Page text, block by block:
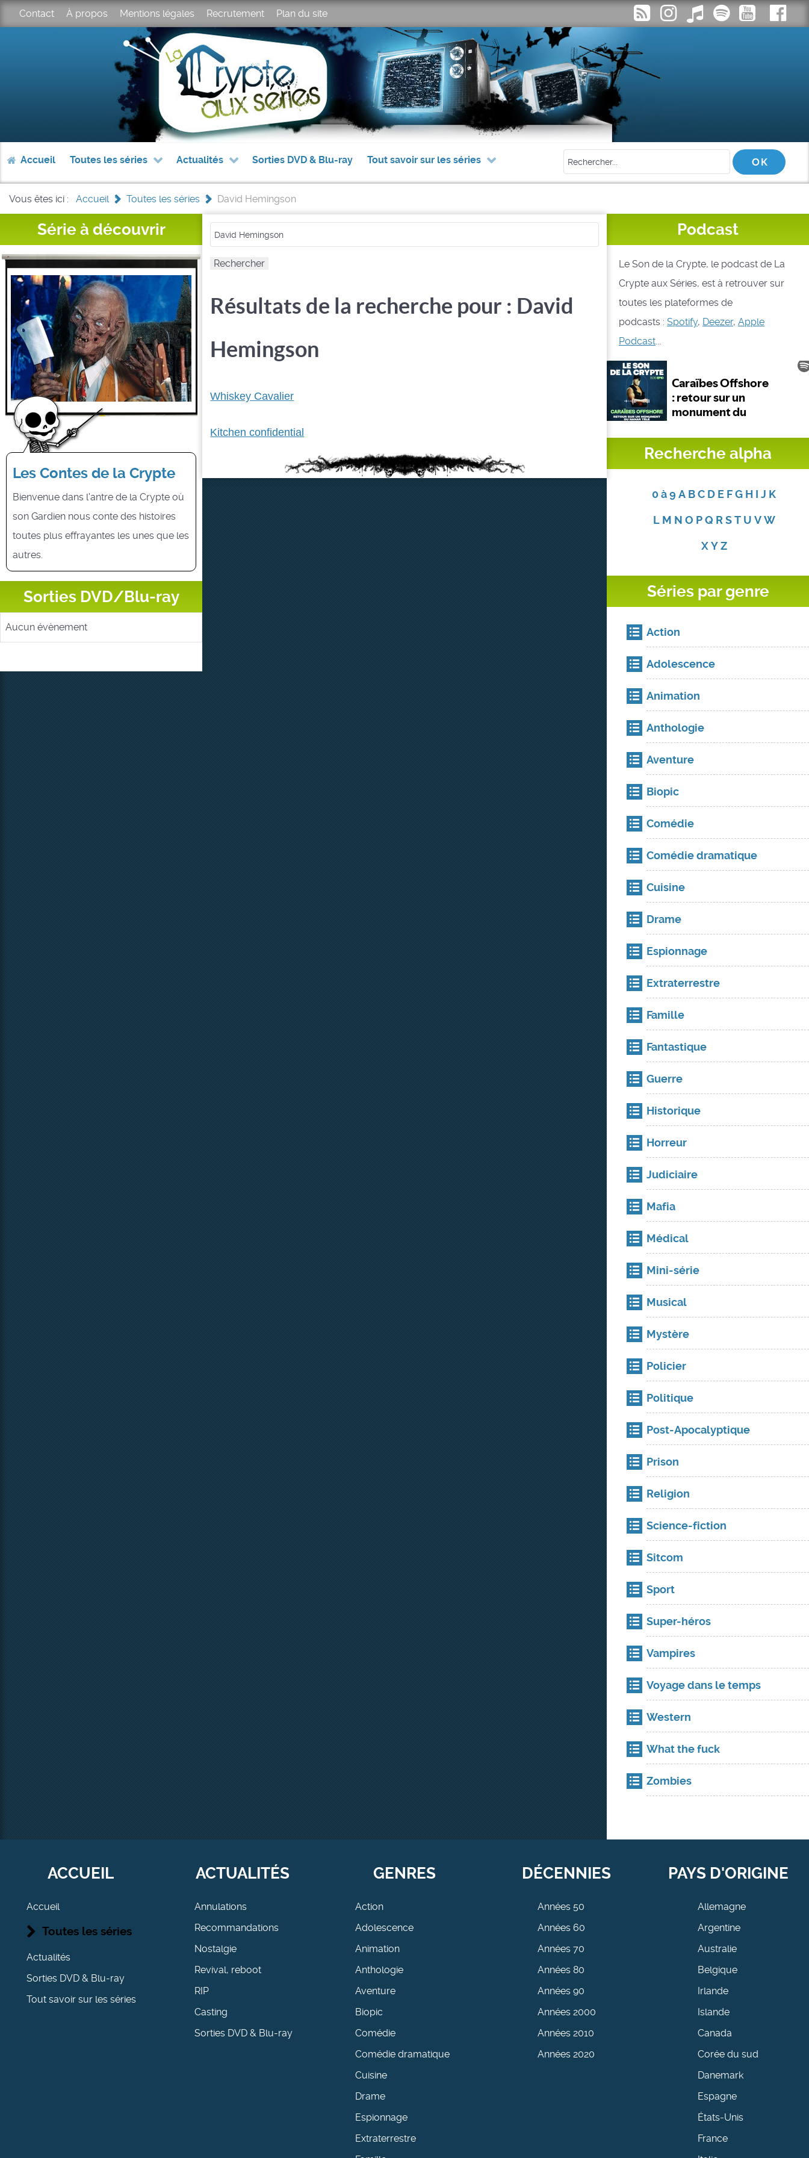
Contact À propos Mentions légales Recrutement Plan du site
Accueil Toutes les séries Actualités Sorties DVD & Blu-ray Tout savoir sur les séries
Vous êtes ici : Accueil > Toutes les séries > David Hemingson
Série à découvrir
Les Contes de la Crypte
Bienvenue dans l'antre de la Crypte où
son Gardien nous conte des histoires
toutes plus effrayantes les unes que les
autres.
Sorties DVD/Blu-ray
Aucun évènement
Résultats de la recherche pour : David
Hemingson
Whiskey Cavalier
Kitchen confidential
Podcast
Le Son de la Crypte, le podcast de La
Crypte aux Séries, est à retrouver sur
toutes les plateformes de
podcasts : Spotify, Deezer, Apple
Podcast...
Recherche alpha
0 à 9 A BC D E FG H I J K
L M N O P Q R S T U V W
X Y Z
Séries par genre
Action
Adolescence
Animation
Anthologie
Aventure
Biopic
Comédie
Comédie dramatique
Cuisine
Drame
Espionnage
Extraterrestre
Famille
Fantastique
Guerre
Historique
Horreur
Judiciaire
Mafia
Médical
Mini-série
Musical
Mystère
Policier
Politique
Post-Apocalyptique
Prison
Religion
Science-fiction
Sitcom
Sport
Super-héros
Vampires
Voyage dans le temps
Western
What the fuck
Zombies
ACCUEIL
Accueil
Toutes les séries
Actualités
Sorties DVD & Blu-ray
Tout savoir sur les séries
ACTUALITÉS
Annulations
Recommandations
Nostalgie
Revival, reboot
RIP
Casting
Sorties DVD & Blu-ray
GENRES
Action
Adolescence
Animation
Anthologie
Aventure
Biopic
Comédie
Comédie dramatique
Cuisine
Drame
Espionnage
Extraterrestre
DÉCENNIES
Années 50
Années 60
Années 70
Années 80
Années 90
Années 2000
Années 2010
Années 2020
PAYS D'ORIGINE
Allemagne
Argentine
Australie
Belgique
Irlande
Islande
Canada
Corée du sud
Danemark
Espagne
États-Unis
France